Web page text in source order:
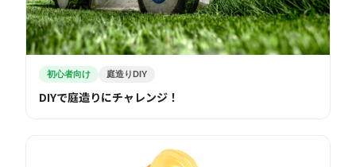
初心者向け 庭造りDIY
DIYで庭造りにチャレンジ！